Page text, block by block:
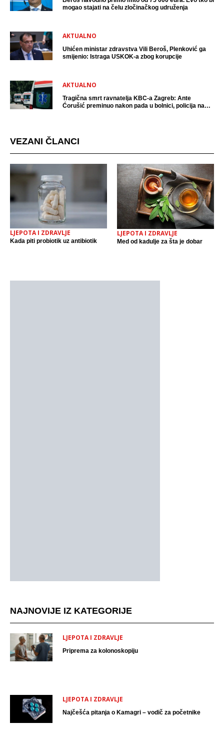
mogao stajati na čelu zločinačkog udruženja
AKTUALNO
Uhićen ministar zdravstva Vili Beroš, Plenković ga
smijenio: Istraga USKOK-a zbog korupcije
AKTUALNO
Tragična smrt ravnatelja KBC-a Zagreb: Ante
Ćorušić preminuo nakon pada u bolnici, policija na
VEZANI ČLANCI
LJEPOTA I ZDRAVLJE
Kada piti probiotik uz antibiotik
LJEPOTA I ZDRAVLJE
Med od kadulje za šta je dobar
NAJNOVIJE IZ KATEGORIJE
LJEPOTA I ZDRAVLJE
Priprema za kolonoskopiju
LJEPOTA I ZDRAVLJE
Najčešća pitanja o Kamagri – vodič za početnike